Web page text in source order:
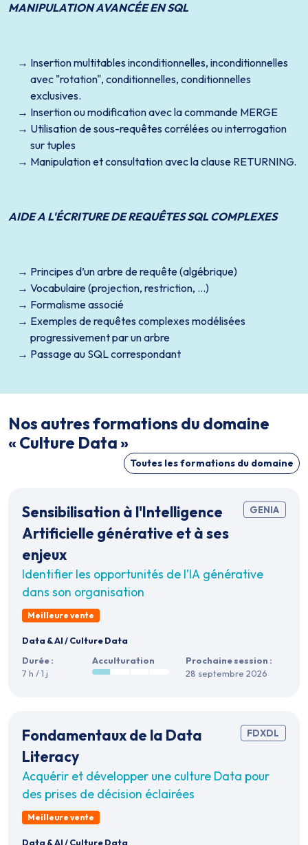
MANIPULATION AVANCÉE EN SQL
Insertion multitables inconditionnelles, inconditionnelles
avec "rotation", conditionnelles, conditionnelles
exclusives.
Insertion ou modification avec la commande MERGE
Utilisation de sous-requêtes corrélées ou interrogation
sur tuples
Manipulation et consultation avec la clause RETURNING.
AIDE A L'ÉCRITURE DE REQUÊTES SQL COMPLEXES
Principes d’un arbre de requête (algébrique)
Vocabulaire (projection, restriction, …)
Formalisme associé
Exemples de requêtes complexes modélisées
progressivement par un arbre
Passage au SQL correspondant
Nos autres formations du domaine
« Culture Data »
Toutes les formations du domaine
GENIA
Sensibilisation à l'Intelligence
Artificielle générative et à ses
enjeux
Identifier les opportunités de l’IA générative
dans son organisation
Meilleure vente
Data & AI/Culture Data
Durée :
7 h / 1 j
Acculturation
Prochaine session :
28 septembre 2026
FDXDL
Fondamentaux de la Data
Literacy
Acquérir et développer une culture Data pour
des prises de décision éclairées
Meilleure vente
Data & AI/Culture Data